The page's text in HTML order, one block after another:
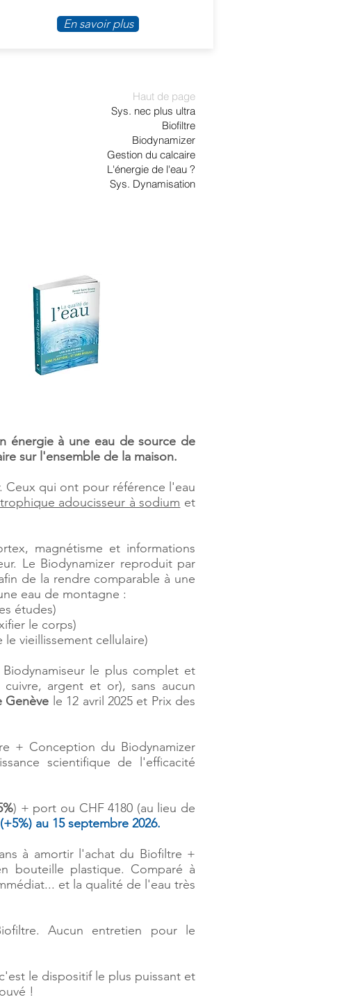
En savoir plus
Haut de page
Sys. nec plus ultra
Biofiltre
Biodynamizer
Gestion du calcaire
L'énergie de l'eau ?
Sys. Dynamisation
énergie à une eau de source de
sur l'ensemble de la maison.
Ceux qui ont pour référence l'eau
adoucisseur à sodium et
magnétisme et informations
Le Biodynamizer reproduit par
de la rendre comparable à une
eau de montagne :
études)
le corps)
vieillissement cellulaire)
le plus complet et
argent et or), sans aucun
Genève le 12 avril 2025 et Prix des
+ Conception du Biodynamizer
scientifique de l'efficacité
) + port ou CHF 4180 (au lieu de
au 15 septembre 2026.
à amortir l'achat du Biofiltre +
bouteille plastique. Comparé à
et la qualité de l'eau très
Aucun entretien pour le
le dispositif le plus puissant et
!